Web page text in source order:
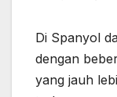
Di Spanyol
dengan
yang jauh